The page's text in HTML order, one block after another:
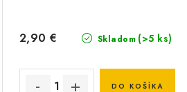
Skladom (>5 ks)
2,90 €
DO KOŠÍKA